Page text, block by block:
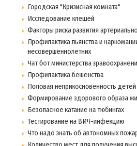
Городская "Кризисная комната"
Исследование клещей
Факторы риска развития
Профилактика пьянства и
несовершеннолетних
Чат бот министерства
Профилактика бешенства
Половая неприкосновенность детей
Формирование здорового образа
Безопасное катание на тюбингах
Тестирование на ВИЧ-инфекцию
Что надо знать об автономных